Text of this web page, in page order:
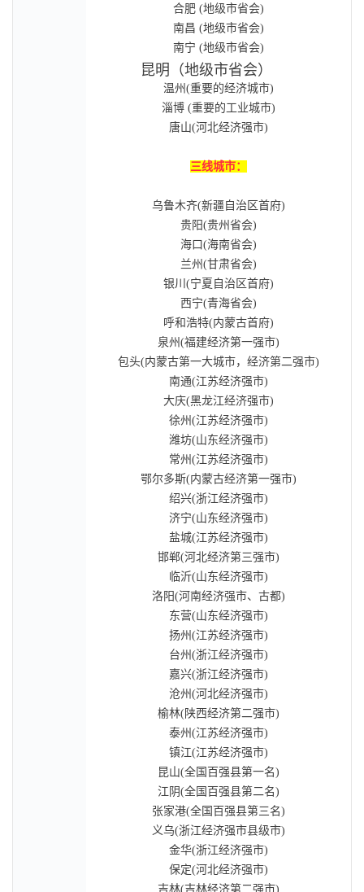
合肥 (地级市省会)
南昌 (地级市省会)
南宁 (地级市省会)
昆明（地级市省会）
温州(重要的经济城市)
淄博 (重要的工业城市)
唐山(河北经济强市)
三线城市：
乌鲁木齐(新疆自治区首府)
贵阳(贵州省会)
海口(海南省会)
兰州(甘肃省会)
银川(宁夏自治区首府)
西宁(青海省会)
呼和浩特(内蒙古首府)
泉州(福建经济第一强市)
包头(内蒙古第一大城市，经济第二强市)
南通(江苏经济强市)
大庆(黑龙江经济强市)
徐州(江苏经济强市)
潍坊(山东经济强市)
常州(江苏经济强市)
鄂尔多斯(内蒙古经济第一强市)
绍兴(浙江经济强市)
济宁(山东经济强市)
盐城(江苏经济强市)
邯郸(河北经济第三强市)
临沂(山东经济强市)
洛阳(河南经济强市、古都)
东营(山东经济强市)
扬州(江苏经济强市)
台州(浙江经济强市)
嘉兴(浙江经济强市)
沧州(河北经济强市)
榆林(陕西经济第二强市)
泰州(江苏经济强市)
镇江(江苏经济强市)
昆山(全国百强县第一名)
江阴(全国百强县第二名)
张家港(全国百强县第三名)
义乌(浙江经济强市县级市)
金华(浙江经济强市)
保定(河北经济强市)
吉林(吉林经济第二强市)